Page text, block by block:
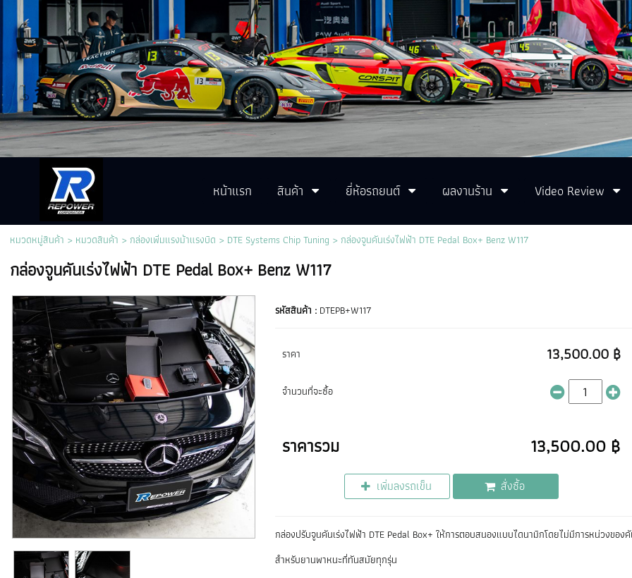
หน้าแรก สินค้า ยี่ห้อรถยนต์ ผลงานร้าน Video Review
หมวดหมู่สินค้า > หมวดสินค้า > กล่องเพิ่มแรงม้าแรงบิด > DTE Systems Chip Tuning > กล่องจูนคันเร่งไฟฟ้า DTE Pedal Box+ Benz W117
กล่องจูนคันเร่งไฟฟ้า DTE Pedal Box+ Benz W117
รหัสสินค้า : DTEPB+W117
ราคา 13,500.00 ฿
จำนวนที่จะซื้อ
ราคารวม 13,500.00 ฿
เพิ่มลงรถเข็น สั่งซื้อ
กล่องปรับจูนคันเร่งไฟฟ้า DTE Pedal Box+ ให้การตอบสนองแบบไดนามิกโดยไม่มีการหน่วงของคั
สำหรับยานพาหนะที่ทันสมัยทุกรุ่น